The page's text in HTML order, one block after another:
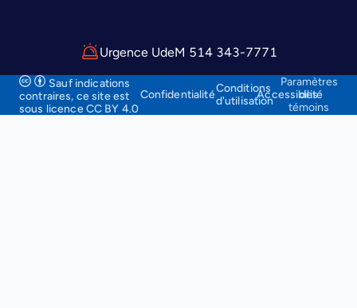
Urgence UdeM 514 343-7771
Sauf indications
contraires, ce siteest
sous licence CC BY 4.0
ConfidentialitéConditions
d'utilisationAccessibilité
Paramètres
des
témoins